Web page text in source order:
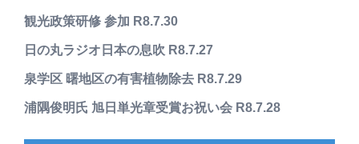
観光政策研修 参加 R8.7.30
日の丸ラジオ日本の息吹 R8.7.27
泉学区 曙地区の有害植物除去 R8.7.29
浦隅俊明氏 旭日単光章受賞お祝い会 R8.7.28